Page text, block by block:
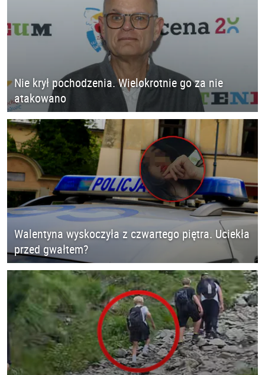
Nie krył pochodzenia. Wielokrotnie go za nie
atakowano
Walentyna wyskoczyła z czwartego piętra. Uciekła
przed gwałtem?